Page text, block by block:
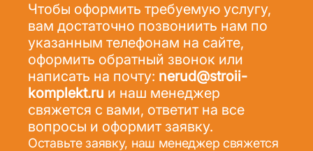
Чтобы оформить требуемую услугу,
вам достаточно позвониить нам по
указанным телефонам на сайте,
оформить обратный звонок или
написать на почту: nerud@stroii-
komplekt.ru и наш менеджер
свяжется с вами, ответит на все
вопросы и оформит заявку.
Оставьте заявку, наш менеджер свяжется